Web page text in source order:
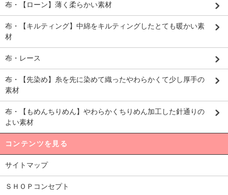
布・【ローン】薄く柔らかい素材
布・【キルティング】中綿をキルティングしたとても暖かい素
材
布・レース
布・【先染め】糸を先に染めて織ったやわらかくて少し厚手の
素材
布・【もめんちりめん】やわらかくちりめん加工した針通りの
よい素材
コンテンツを見る
サイトマップ
ＳＨＯＰコンセプト